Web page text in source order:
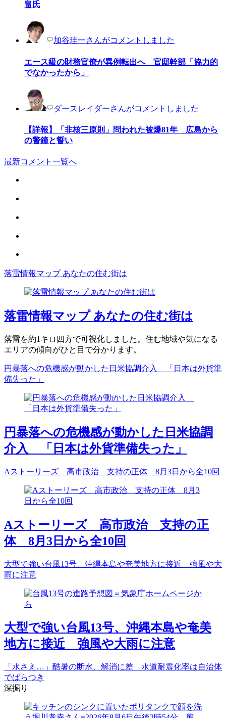
畠氏
加谷珪一さんがコメントしました
エース級の財務官僚が異例転出へ 官邸幹部「協力的
でなかったから」
ダースレイダーさんがコメントしました
【詳報】「非核三原則」問われた被爆81年 広島から
の警鐘と誓い
最新コメント一覧へ
落雷情報マップ あなたの住む街は
落雷情報マップ あなたの住む街は
落雷を約1キロ四方で可視化しました。住む地域や気になる
エリアの傾向がひと目で分かります。
円暴落への危機感が動かした日米協調介入 「日本は外貨準
備失った」
円暴落への危機感が動かした日米協調
介入 「日本は外貨準備失った」
Aストーリーズ 高市政治 支持の正体 8月3日から全10回
Aストーリーズ 高市政治 支持の正
体 8月3日から全10回
大型で強い台風13号、沖縄本島や奄美地方に接近 強風や大
雨に注意
大型で強い台風13号、沖縄本島や奄美
地方に接近 強風や大雨に注意
「水さえ…」酷暑の断水、解消に差 水道耐震化率は自治体
でばらつき
深掘り